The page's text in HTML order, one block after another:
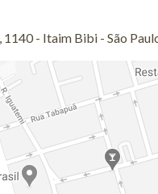
1140 - Itaim Bibi - São